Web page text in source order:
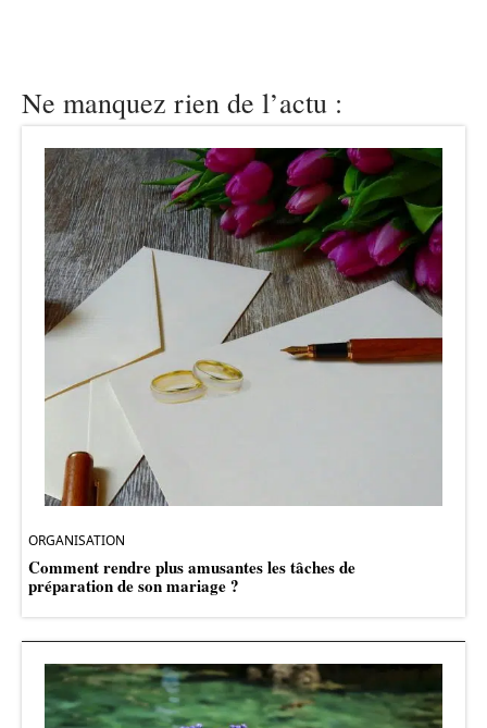
Ne manquez rien de l’actu :
ORGANISATION
Comment rendre plus amusantes les tâches de
préparation de son mariage ?